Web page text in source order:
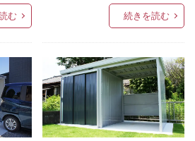
ール
東洋工業 ポルフストーン
東洋工業 レイルスリーパーラフト
東洋工業 大谷
洗い出し
字
福彫 ニューブラスアイアン
む 続きを読む
ーツ 枕木材
LIXIL フーゴ
ンユニット アクシィ
ユニット ウィルモダン
LIXIL ブラケットウォールライト